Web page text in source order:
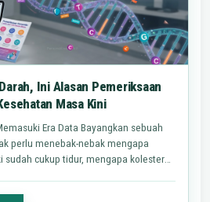
Ini Alasan Pemeriksaan
Masa Kini
Era Data Bayangkan sebuah
perlu menebak-nebak mengapa
cukup tidur, mengapa kolesterol